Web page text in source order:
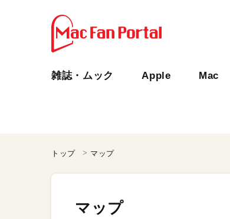
雑誌・ムック Apple Mac
トップ マップ
マップ